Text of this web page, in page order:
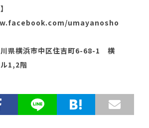
umayanosho
川県横浜市中区住吉町6-68-1 横
1,2階